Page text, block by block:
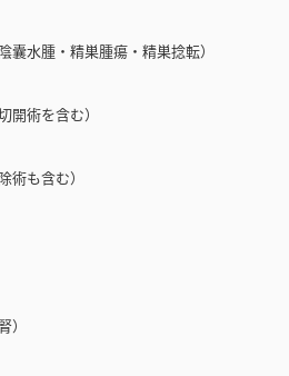
水腫・精巣腫瘍・精巣捻転）
開術を含む）
も含む）